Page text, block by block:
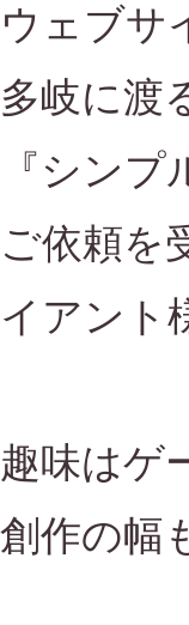
ウェブサ
多岐に渡
『シン
ご依頼を
イアント
趣味はゲ
創作の幅